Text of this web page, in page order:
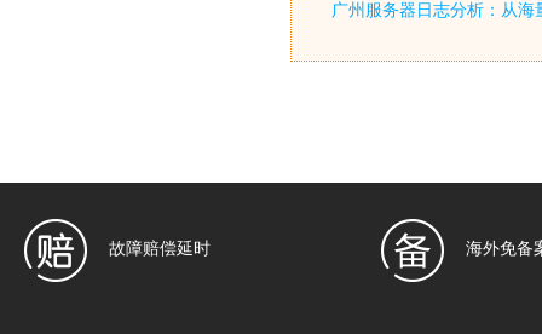
广州服务器日志分析：从海
故障赔偿延时 海外免备